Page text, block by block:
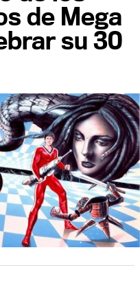
de Mega
su 30